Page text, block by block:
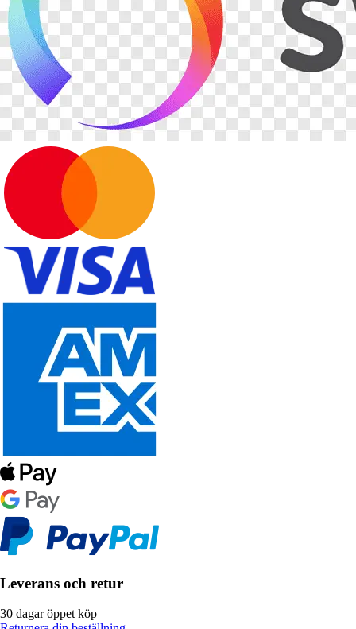
Leverans och retur
30 dagar öppet köp